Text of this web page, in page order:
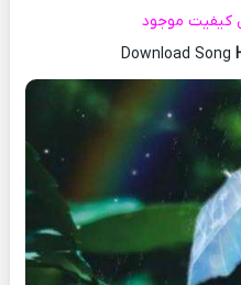
کیفیت موجود
Download Song